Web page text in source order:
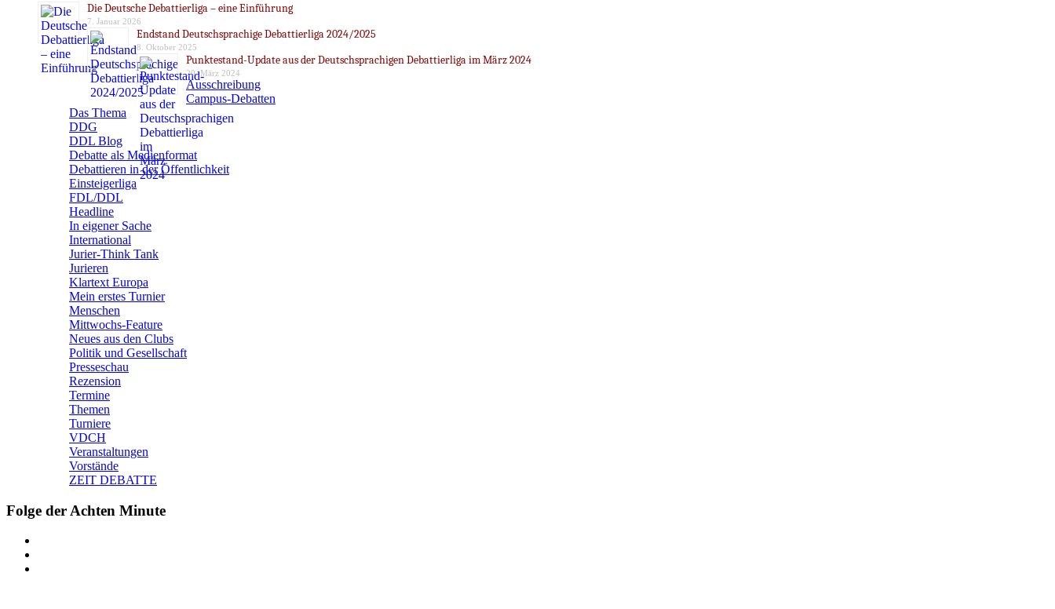
Die Deutsche Debattierliga – eine Einführung
7. Januar 2026
Endstand Deutschsprachige Debattierliga 2024/2025
8. Oktober 2025
Punktestand-Update aus der Deutschsprachigen Debattierliga im März 2024
20. März 2024
Ausschreibung
Campus-Debatten
Das Thema
DDG
DDL Blog
Debatte als Medienformat
Debattieren in der Öffentlichkeit
Einsteigerliga
FDL/DDL
Headline
In eigener Sache
International
Jurier-Think Tank
Jurieren
Klartext Europa
Mein erstes Turnier
Menschen
Mittwochs-Feature
Neues aus den Clubs
Politik und Gesellschaft
Presseschau
Rezension
Termine
Themen
Turniere
VDCH
Veranstaltungen
Vorstände
ZEIT DEBATTE
Folge der Achten Minute